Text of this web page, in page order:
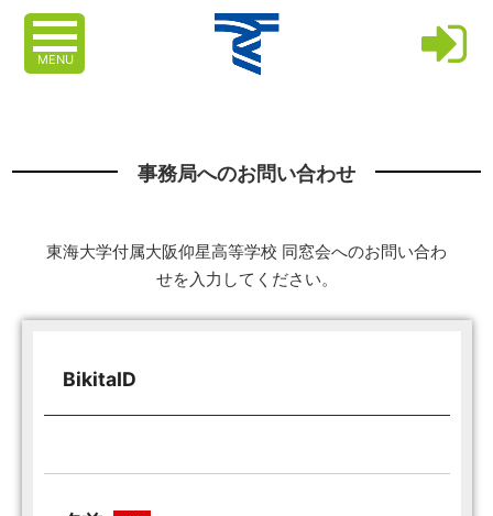
MENU
事務局へのお問い合わせ
東海大学付属大阪仰星高等学校 同窓会へのお問い合わ
せを入力してください。
BikitaID